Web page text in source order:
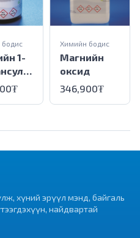
1-
Магнийн
оксид
Химийн бодис
346,900₮
хүний эрүүл мэнд, байгаль
найдвартай